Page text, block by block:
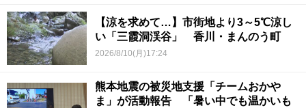
【涼を求めて…】市街地より3～5℃涼し
い「三霞洞渓谷」 香川・まんのう町
2026/8/10(月)17:24
熊本地震の被災地支援「チームおかや
ま」が活動報告 「暑い中でも温かいも